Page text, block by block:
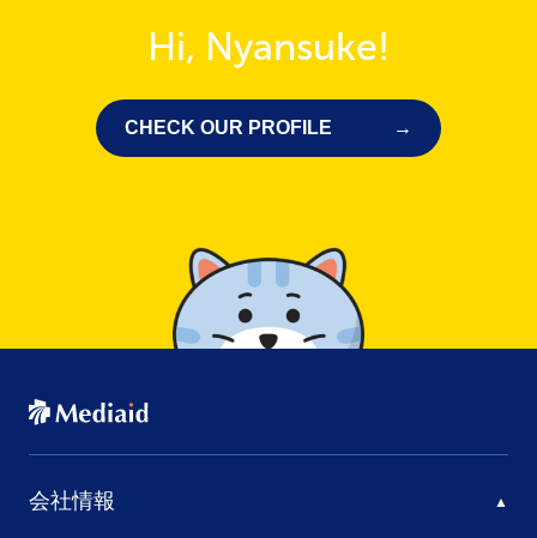
Hi, Nyansuke!
CHECK OUR PROFILE
会社情報